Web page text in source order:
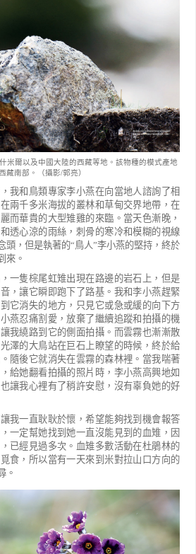
米爾以及中國大陸的西藏等地。該物種的模式產地
藏南部。（攝影/郭亮）
我和鳥類專家李小燕在向當地人諮詢了相
兩千多米海拔的叢林和草甸交界地帶，在
而華貴的大型雉雞的來臨。當天色漸晚，
透心涼的雨絲，刺骨的寒冷和模糊的視線
頭，但是執著的“ 鳥人”李小燕的堅持，終於
來。
一隻棕尾虹雉出現在路邊的岩石上，但是
，讓它瞬 即跑下了路基。我和李小燕趕緊
它消失的地方，只見它或急或緩的向下方
小燕忍痛割愛，放棄了繼續追蹤和拍攝的機
我繞路到它的側面拍攝。 而雲霧也漸漸散
澤的大鳥站在巨石上瞭望的時候，終於給
隨後它就消失在雲霧的森林裡。當我喘著
給她翻看拍攝的照片時，李小燕高興地如
讓我心裡有了稍許安慰，沒有辜負她的好
我一直耿耿於懷，希望能夠找到機會報答
一定幫她找到她一直沒能見到的血雉，因
已經見過多次。血雉多數活動在杜鵑林的
食，所以當有一天來到米對拉山口方向的
。